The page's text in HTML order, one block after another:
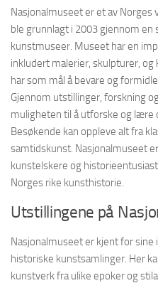
Nasjonalmuseet er et av
ble grunnlagt i 2003 gjennom
kunstmuseer. Museet har en
inkludert malerier, skulpturer,
har som mål å bevare og
Gjennom utstillinger, forskning
muligheten til å utforske og lære
Besøkende kan oppleve alt fra
samtidskunst. Nasjonalmuseet
kunstelskere og
Norges rike kunsthistorie.
Utstillingene på
Nasjonalmuseet er kjent for
historiske kunstsamlinger. Her
kunstverk fra ulike epoker og